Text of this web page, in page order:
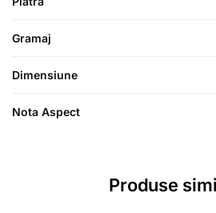
Gramaj
Dimensiune
Nota Aspect
Produse